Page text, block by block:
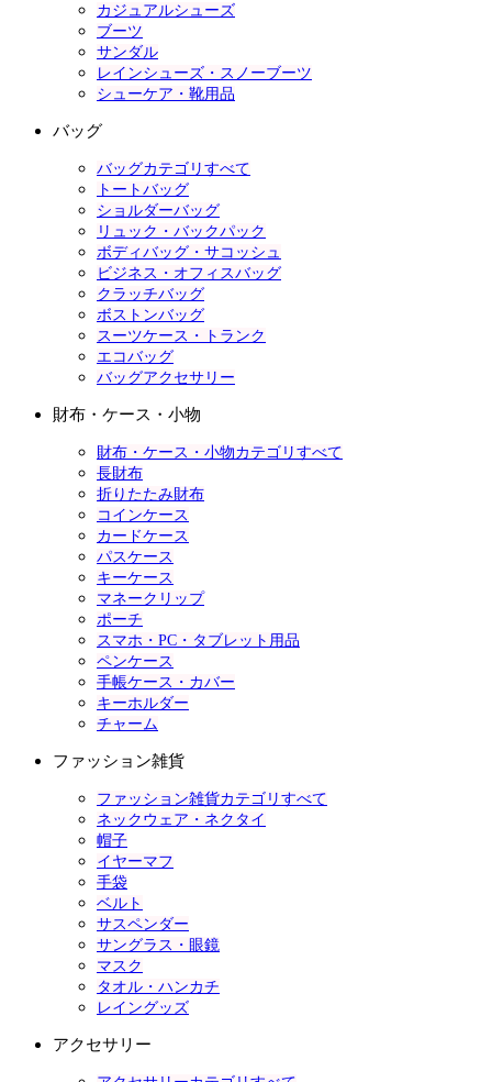
カジュアルシューズ
ブーツ
サンダル
レインシューズ・スノーブーツ
シューケア・靴用品
バッグ
バッグカテゴリすべて
トートバッグ
ショルダーバッグ
リュック・バックパック
ボディバッグ・サコッシュ
ビジネス・オフィスバッグ
クラッチバッグ
ボストンバッグ
スーツケース・トランク
エコバッグ
バッグアクセサリー
財布・ケース・小物
財布・ケース・小物カテゴリすべて
長財布
折りたたみ財布
コインケース
カードケース
パスケース
キーケース
マネークリップ
ポーチ
スマホ・PC・タブレット用品
ペンケース
手帳ケース・カバー
キーホルダー
チャーム
ファッション雑貨
ファッション雑貨カテゴリすべて
ネックウェア・ネクタイ
帽子
イヤーマフ
手袋
ベルト
サスペンダー
サングラス・眼鏡
マスク
タオル・ハンカチ
レイングッズ
アクセサリー